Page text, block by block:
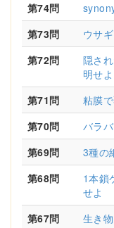
第74問
第73問
ウサ
第72問
隠さ
明せよ
第71問 粘膜
第70問
バラ
第69問
3種の
第68問
1本鎖
せよ
第67問 生き